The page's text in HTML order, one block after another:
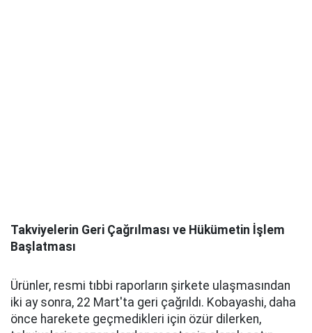
Takviyelerin Geri Çağrılması ve Hükümetin İşlem
Başlatması
Ürünler, resmi tıbbi raporların şirkete ulaşmasından
iki ay sonra, 22 Mart'ta geri çağrıldı. Kobayashi, daha
önce harekete geçmedikleri için özür dilerken,